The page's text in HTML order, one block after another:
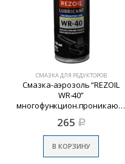
СМАЗКА ДЛЯ РЕДУКТОРОВ
Смазка-аэрозоль “REZOIL
WR-40”
многофункцион.проникающ.
265 Р
В КОРЗИНУ